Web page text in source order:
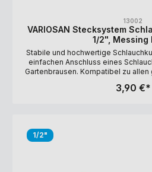
13002
VARIOSAN Stecksystem
1/2", Messing
Stabile und hochwertige
einfachen Anschluss eines
Gartenbrausen. Kompatibel zu
Ausführung: 1/2"
3,90 €*
1/2"